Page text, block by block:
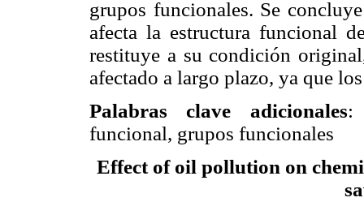
grupos funcionales. Se
afecta la estructura funcional
restituye a su condición
afectado a largo plazo, ya que
Palabras clave adicionales:
funcional, grupos funcionales
Effect of oil pollution on